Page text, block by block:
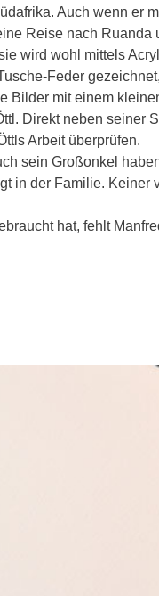
Auch wenn er
Reise nach Ruanda
wird wohl mittels
Feder
Bilder mit einem
Direkt neben seiner
Arbeit überprüfen.
sein Großonkel
in der Familie. Keiner
hat, fehlt